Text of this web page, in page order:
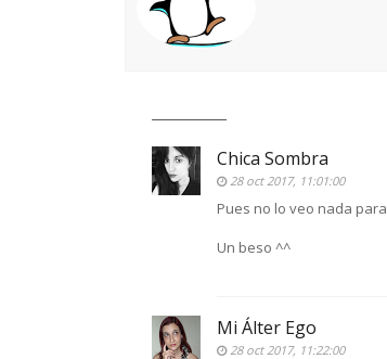
Chica Sombra
28 oct 2017, 11:01:00
Pues no lo veo nada
Un beso ^^
Mi Álter Ego
28 oct 2017, 11:22:00